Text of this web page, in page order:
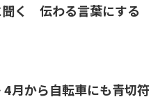
く 伝わる言葉にする
月から自転車にも青切符